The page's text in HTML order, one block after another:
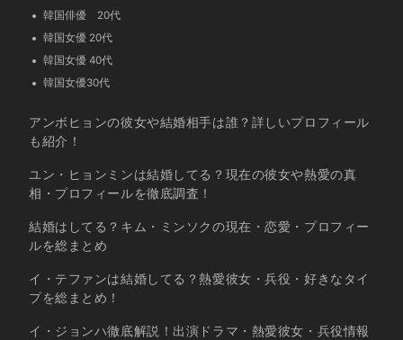
韓国俳優 20代
韓国女優 20代
韓国女優 40代
韓国女優30代
アンボヒョンの彼女や結婚相手は誰？詳しいプロフィール
も紹介！
ユン・ヒョンミンは結婚してる？現在の彼女や熱愛の真
相・プロフィールを徹底調査！
結婚はしてる？キム・ミンソクの現在・恋愛・プロフィー
ルを総まとめ
イ・テファンは結婚してる？熱愛彼女・兵役・好きなタイ
プを総まとめ！
イ・ジョンハ徹底解説！出演ドラマ・熱愛彼女・兵役情報